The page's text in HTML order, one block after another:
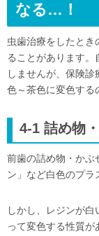
なる…！
虫歯治療をしたとき
ることがあります
しませんが、保険
色～茶色に変色する
4-1 詰め物
前歯の詰め物・かぶ
ン」など白色のプラ
しかし、レジンが
って変色する性質